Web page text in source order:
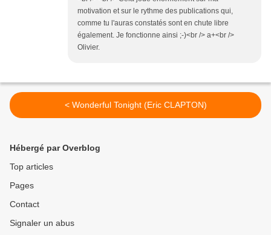
motivation et sur le rythme des publications qui,
comme tu l'auras constatés sont en chute libre
également. Je fonctionne ainsi ;-)<br /> a+<br />
Olivier.
< Wonderful Tonight (Eric CLAPTON)
Hébergé par Overblog
Top articles
Pages
Contact
Signaler un abus